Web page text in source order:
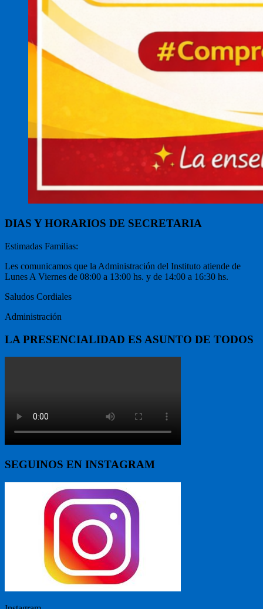
DIAS Y HORARIOS DE SECRETARIA
Estimadas Familias:
Les comunicamos que la Administración del Instituto atiende de
Lunes A Viernes de 08:00 a 13:00 hs. y de 14:00 a 16:30 hs.
Saludos Cordiales
Administración
LA PRESENCIALIDAD ES ASUNTO DE TODOS
SEGUINOS EN INSTAGRAM